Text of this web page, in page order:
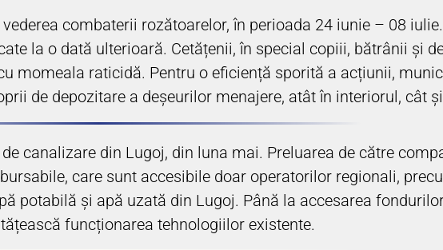
combaterii rozătoarelor, în perioada 24 iunie – 08
la o dată ulterioară. Cetățenii, în special copiii, bătrânii și
momeala raticidă. Pentru o eficiență sporită a acțiunii,
de depozitare a deșeurilor menajere, atât în interiorul, cât
canalizare din Lugoj, din luna mai. Preluarea de către
care sunt accesibile doar operatorilor regionali,
potabilă și apă uzată din Lugoj. Până la accesarea
funcționarea tehnologiilor existente.